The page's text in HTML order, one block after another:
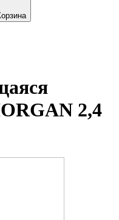
2,4